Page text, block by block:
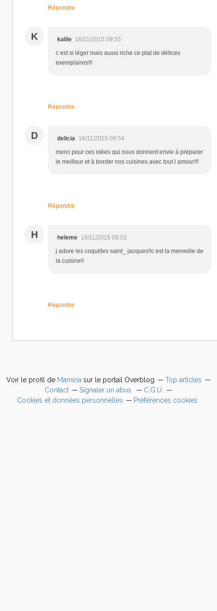
Répondre
K kalile 16/11/2015 09:55
c est si léger mais aussi riche ce plat de délices
exemplaires!!!
Répondre
D delicia
16/11/2015 09:54
merci pour ces idées qui nous donnent envie à préparer
le meilleur et à border nos cuisines avec tout l amour!!!
Répondre
H heleme 16/11/2015 09:52
j adore les coquilles saint_ jacques!!c est la merveille de
la cuisine!!
Répondre
Voir le profil de Mamina sur le portail Overblog
Top articles
Contact
Signaler un abus
C.G.U.
Cookies et données personnelles
Préférences cookies